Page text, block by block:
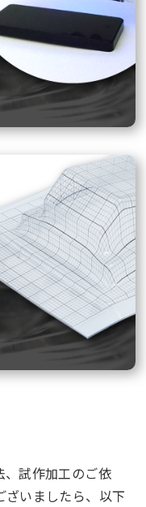
、試作加工のご依
ざいましたら、以下